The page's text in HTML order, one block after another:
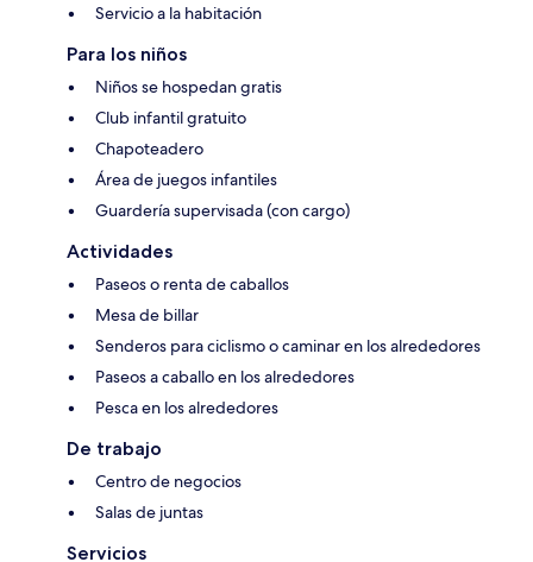
Servicio a la habitación
Para los niños
Niños se hospedan gratis
Club infantil gratuito
Chapoteadero
Área de juegos infantiles
Guardería supervisada (con cargo)
Actividades
Paseos o renta de caballos
Mesa de billar
Senderos para ciclismo o caminar en los alrededores
Paseos a caballo en los alrededores
Pesca en los alrededores
De trabajo
Centro de negocios
Salas de juntas
Servicios